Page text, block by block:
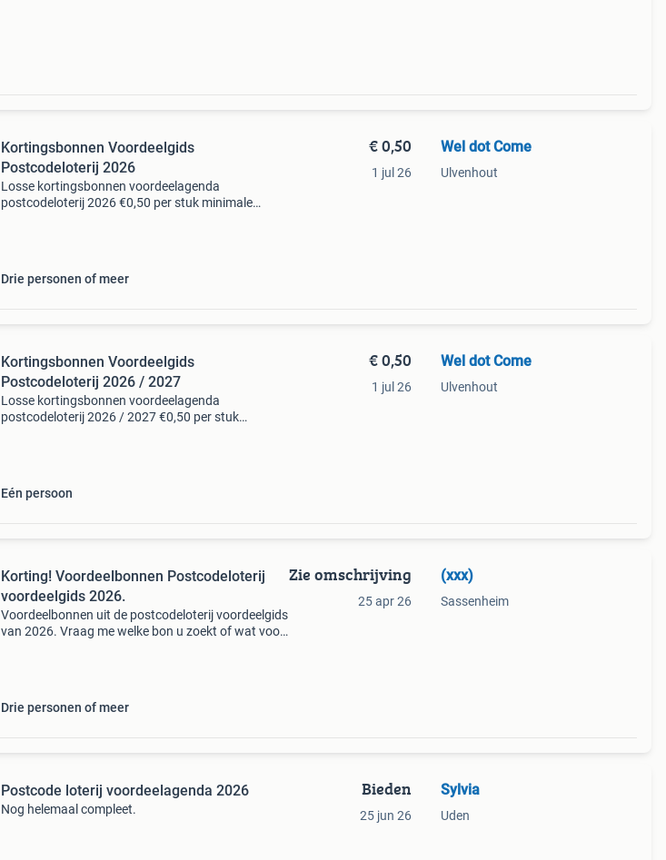
Kortingsbonnen Voordeelgids
Postcodeloterij 2026
Losse kortingsbonnen voordeelagenda
postcodeloterij 2026 €0,50 per stuk minimale
Drie personen of meer
€ 0,50
1 jul 26
Wel dot Come
Ulvenhout
Kortingsbonnen Voordeelgids
Postcodeloterij 2026 / 2027
Losse kortingsbonnen voordeelagenda
postcodeloterij 2026 / 2027 €0,50 per stuk
Eén persoon
€ 0,50
1 jul 26
Wel dot Come
Ulvenhout
Korting! Voordeelbonnen Postcodeloterij
voordeelgids 2026.
Voordeelbonnen uit de postcodeloterij voordeelgids
van 2026. Vraag me welke bon u zoekt of wat voor
Drie personen of meer
Zie omschrijving
25 apr 26
(xxx)
Sassenheim
Postcode loterij voordeelagenda 2026
Nog helemaal compleet.
Bieden
25 jun 26
Sylvia
Uden